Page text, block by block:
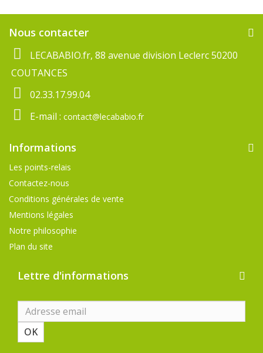
Nous contacter
LECABABIO.fr, 88 avenue division Leclerc 50200
COUTANCES
02.33.17.99.04
E-mail : contact@lecababio.fr
Informations
Les points-relais
Contactez-nous
Conditions générales de vente
Mentions légales
Notre philosophie
Plan du site
Lettre d'informations
OK